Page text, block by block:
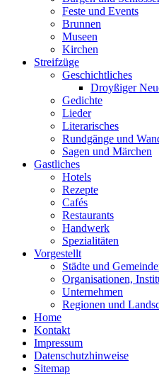
Feste und Events
Brunnen
Museen
Kirchen
Streifzüge
Geschichtliches
Droyßiger
Gedichte
Lieder
Literarisches
Rundgänge und
Sagen und Märchen
Gastliches
Hotels
Rezepte
Cafés
Restaurants
Handwerk
Spezialitäten
Vorgestellt
Städte und
Organisationen,
Unternehmen
Regionen und
Home
Kontakt
Impressum
Datenschutzhinweise
Sitemap